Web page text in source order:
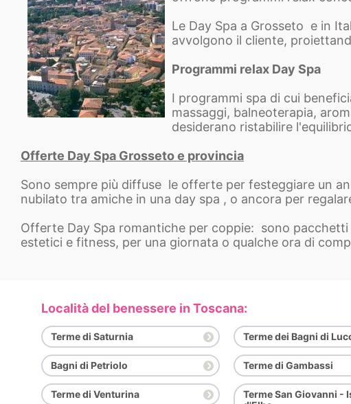
Le Day Spa a Grosseto e in
avvolgono il cliente,
Programmi relax Day Spa
I programmi spa di cui
massaggi, balneoterapia,
desiderano ristabilire
Offerte Day Spa Grosseto e provincia
Sono sempre più diffuse le offerte per festeggiare un
nubilato tra amiche in una day spa , o ancora per
Offerte Day Spa romantiche per coppie: sono
estetici e fitness, per una giornata o qualche ora di
Località del benessere in Toscana:
Terme di Saturnia Terme dei Bagni di
Bagni di Petriolo Terme di Gambassi
Terme di Venturina
Terme San Giovanni -